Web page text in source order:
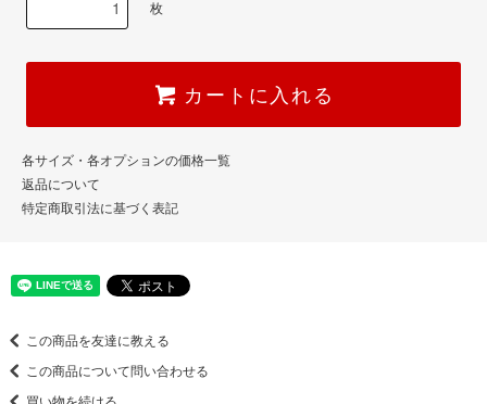
枚
カートに入れる
各サイズ・各オプションの価格一覧
返品について
特定商取引法に基づく表記
この商品を友達に教える
この商品について問い合わせる